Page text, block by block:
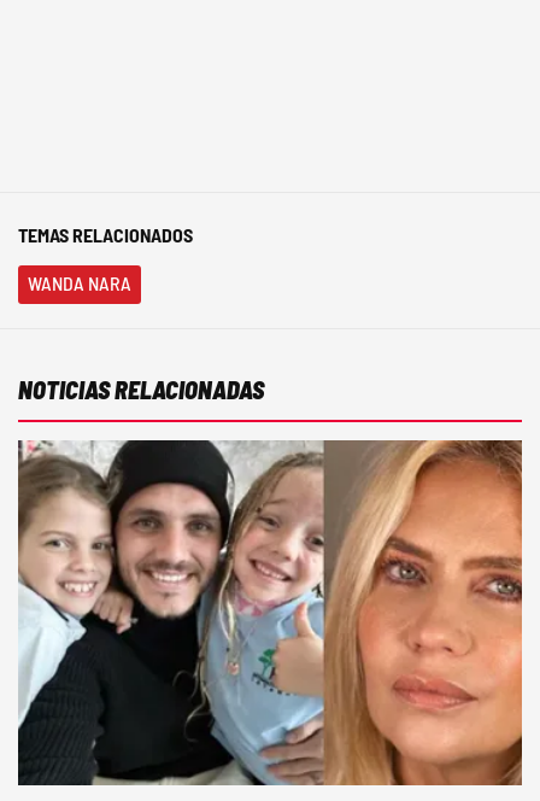
TEMAS RELACIONADOS
WANDA NARA
NOTICIAS RELACIONADAS